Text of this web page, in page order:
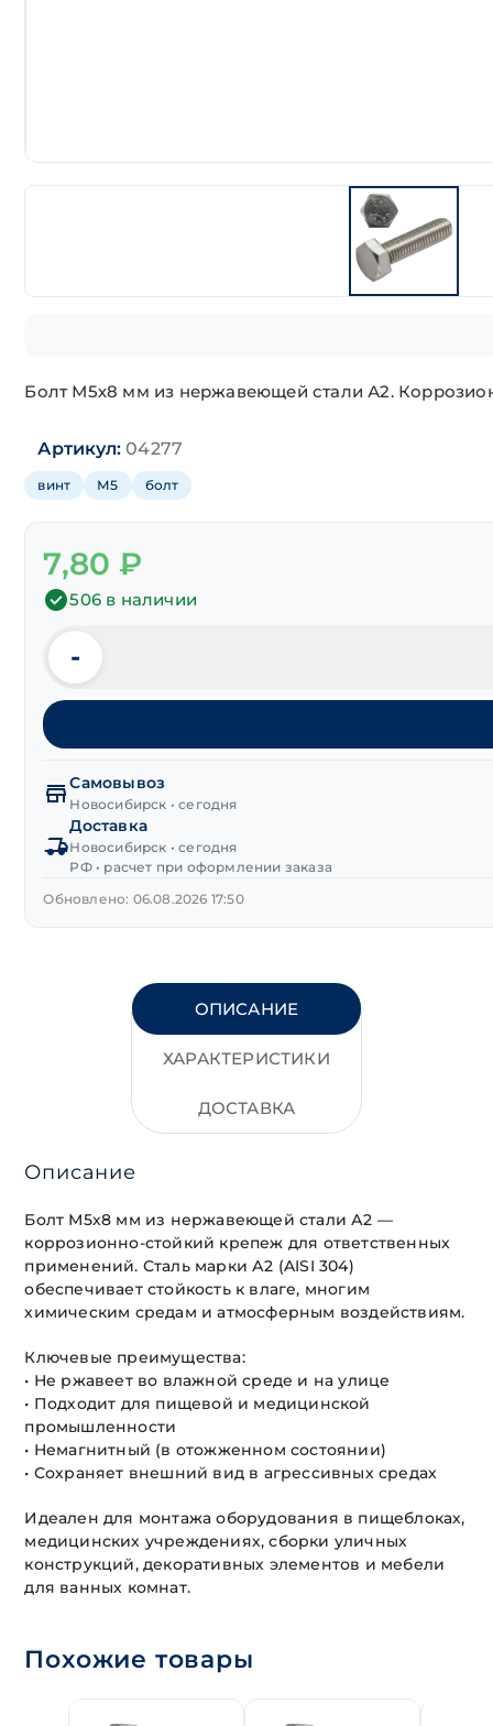
Болт М5х8 мм из нержавеющей стали А2.
Артикул: 04277
винт М5 болт
7,80₽
506 в наличии
Количество
товара
Болт
шестигранная
нерж.сталь
А2
М5х8 мм
DIN 933
-
Самовывоз
Новосибирск • сегодня
Доставка
Новосибирск • сегодня
РФ • расчет при оформлении заказа
Обновлено: 06.08.2026 17:50
ОПИСАНИЕ
ХАРАКТЕРИСТИКИ
ДОСТАВКА
Описание
Болт М5х8 мм из нержавеющей стали А2 —
коррозионно-стойкий крепеж для ответственных
применений. Сталь марки А2 (AISI 304)
обеспечивает стойкость к влаге, многим
химическим средам и атмосферным воздействиям.
Ключевые преимущества:
• Не ржавеет во влажной среде и на улице
• Подходит для пищевой и медицинской
промышленности
• Немагнитный (в отожженном состоянии)
• Сохраняет внешний вид в агрессивных средах
Идеален для монтажа оборудования в пищеблоках,
медицинских учреждениях, сборки уличных
конструкций, декоративных элементов и мебели
для ванных комнат.
Похожие товары